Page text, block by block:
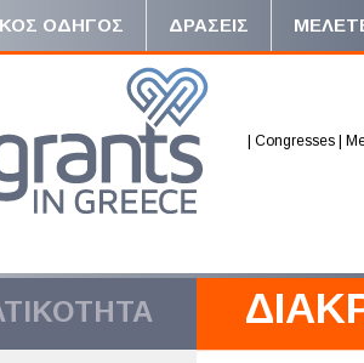
ΟΔΗΓΟΣ ΔΡΑΣΕΙΣ
Congresses